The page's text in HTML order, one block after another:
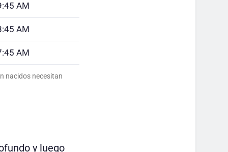
AM
AM
AM
nacidos necesitan
y luego